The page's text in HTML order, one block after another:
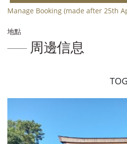
Manage Booking (made after 25th
地點
周邊信息